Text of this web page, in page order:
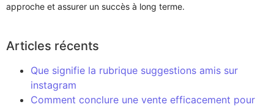
approche et assurer un succès à long terme.
Articles récents
Que signifie la rubrique suggestions amis sur
instagram
Comment conclure une vente efficacement pour